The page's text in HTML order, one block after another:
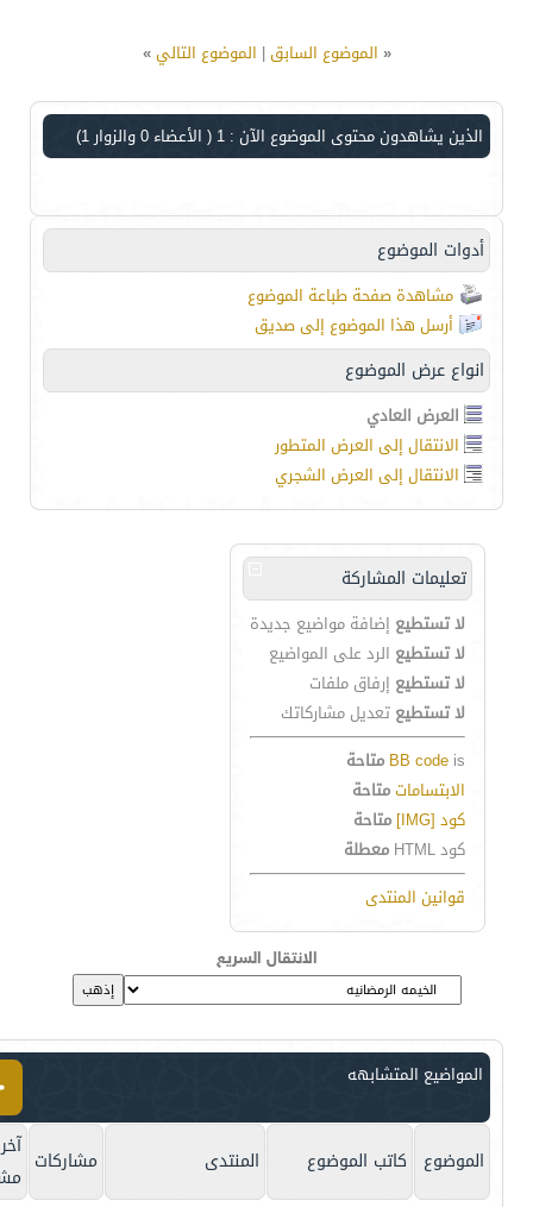
« الموضوع السابق| الموضوع التالي»
الذين يشاهدون محتوى الموضوع الآن : 1 ( الأعضاء 0 والزوار 1)
أدوات الموضوع
مشاهدة صفحة طباعة الموضوع
أرسل هذا الموضوع إلى صديق
انواع عرض الموضوع
العرض العادي
الانتقال إلى العرض المتطور
الانتقال إلى العرض الشجري
تعليمات المشاركة
لا تستطيع إضافة مواضيع جديدة
لا تستطيع الرد على المواضيع
لا تستطيع إرفاق ملفات
لا تستطيع تعديل مشاركاتك
BB code is
متاحة
الابتساماتمتاحة
كود [IMG]
متاحة
كود HTML
معطلة
قوانين المنتدى
الانتقال السريع
المواضيع المتشابهه
الموضوع كاتب الموضوع المنتدى مشاركات آخر